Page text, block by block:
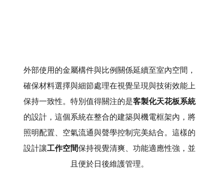
外部使用的金屬構件與比例關係延續至室內空間，
確保材料選擇與細節處理在視覺呈現與技術效能上
保持一致性。特別值得關注的是客製化天花板系統
的設計，這個系統在整合的建築與機電框架內，將
照明配置、空氣流通與聲學控制完美結合。這樣的
設計讓工作空間保持視覺清爽、功能適應性強，並
且便於日後維護管理。